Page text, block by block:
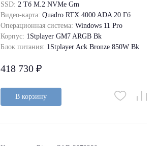
SSD: 2 Tб M.2 NVMe Gm
Видео-карта: Quadro RTX 4000 ADA 20 Гб
Операционная система: Windows 11 Pro
Корпус: 1Stplayer GM7 ARGB Bk
Блок питания: 1Stplayer Ack Bronze 850W Bk
418 730 ₽
В корзину